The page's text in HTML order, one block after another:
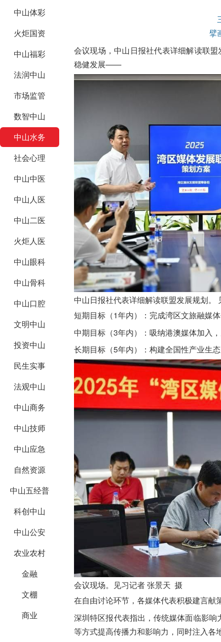
中山体彩
火炬国资
中山福彩
法润中山
市场监管
数智中山
中山水务
社会心理
中山中医
中山人医
中山二医
火炬人医
中山眼科
中山骨科
中山口腔
文明中山
投资中山
民生实事
法观中山
中山商务
中山技师
中山应急
自然资源
中山五经普
科创中山
中山公安
农业农村
金融
文棚
商业
擘
会议现场，中山日报社代表详细解读联
稳健发展——
中山日报社代表详细解读联盟发展规划。
短期目标（1年内）： 完成湾区文旅融媒
中期目标（3年内）： 吸纳港澳媒体加入
长期目标（5年内）： 构建全国性产业生
会议现场。见习记者 张景天 摄
在自由讨论环节，各媒体代表积极建言献
深圳特区报代表指出，传统媒体面临影
等方式提高传播力和影响力，同时注入